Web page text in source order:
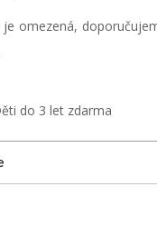
je omezená,
do 3 let zdarma